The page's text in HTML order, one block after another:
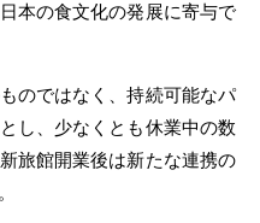
本の食文化の発展に寄与で
のではなく、持続可能なパ
し、少なくとも休業中の数
旅館開業後は新たな連携の